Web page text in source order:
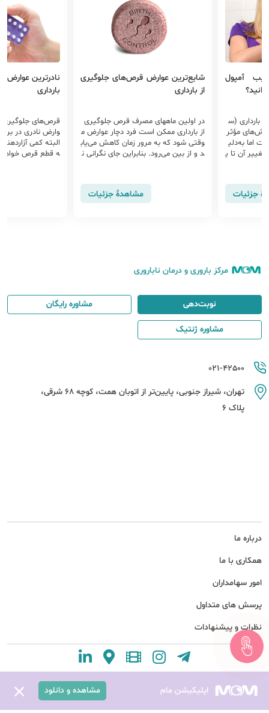
آمپول
بارداری (س
مؤثر
اما به‌دلی
آن تا ی
جزئیات
شایع‌ترین عوارض قرص‌های جلوگیری
از بارداری
در اولین ماههای مصرف قرص جلوگیری
از بارداری ممکن است فرد دچار عوارض م
وقتی شود که به مرور زمان کاهش می‌یاب
د و از بین می‌رود. بنابراین جای نگرانی ن
د غذایی بیشتر، البته با ورزش و رژیم غ
ذایی مناسب قابل کنترل است
مشاهدهٔ جزئیات
نادرترین عوارض
بارداری
قر‌‌ص‌های جلوگیری
وارض نادری در
البته کمی
ه قطع قرص
مرکز باروری و درمان ناباروری
درباره ما
همکاری با ما
امور سهامداران
پرسش های متداول
نظرات و پیشنهادات
021-42500
تهران، شیراز جنوبی، پایین‌تر از اتوبان همت، کوچه 68 شرقی،
پلاک 6
نوبت‌دهی مشاوره رایگان
مشاوره ژنتیک
اپلیکیشن مام مشاهده و دانلود